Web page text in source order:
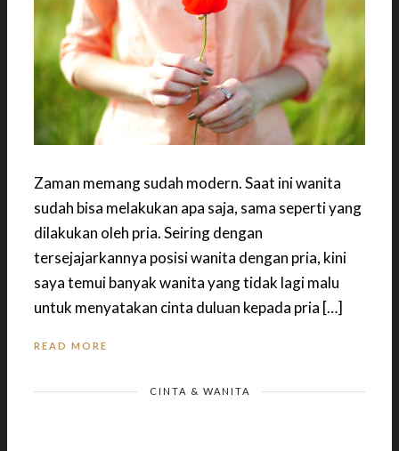
Zaman memang sudah modern. Saat ini wanita
sudah bisa melakukan apa saja, sama seperti yang
dilakukan oleh pria. Seiring dengan
tersejajarkannya posisi wanita dengan pria, kini
saya temui banyak wanita yang tidak lagi malu
untuk menyatakan cinta duluan kepada pria […]
READ MORE
CINTA & WANITA